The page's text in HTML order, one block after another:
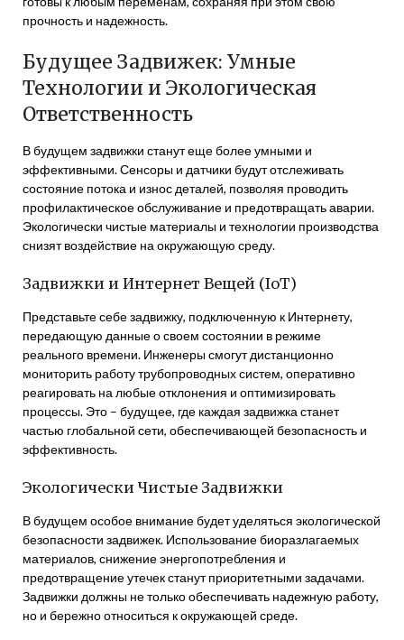
прочность и надежность.
Будущее Задвижек: Умные
Технологии и Экологическая
Ответственность
В будущем задвижки станут еще более умными и
эффективными. Сенсоры и датчики будут отслеживать
состояние потока и износ деталей, позволяя проводить
профилактическое обслуживание и предотвращать аварии.
Экологически чистые материалы и технологии производства
снизят воздействие на окружающую среду.
Задвижки и Интернет Вещей (IoT)
Представьте себе задвижку, подключенную к Интернету,
передающую данные о своем состоянии в режиме
реального времени. Инженеры смогут дистанционно
мониторить работу трубопроводных систем, оперативно
реагировать на любые отклонения и оптимизировать
процессы. Это – будущее, где каждая задвижка станет
частью глобальной сети, обеспечивающей безопасность и
эффективность.
Экологически Чистые Задвижки
В будущем особое внимание будет уделяться экологической
безопасности задвижек. Использование биоразлагаемых
материалов, снижение энергопотребления и
предотвращение утечек станут приоритетными задачами.
Задвижки должны не только обеспечивать надежную работу,
но и бережно относиться к окружающей среде.